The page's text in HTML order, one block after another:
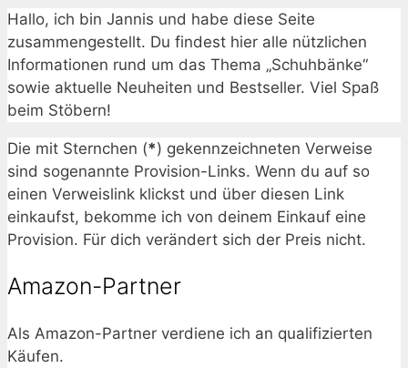
Hallo, ich bin Jannis und habe diese Seite
zusammengestellt. Du findest hier alle nützlichen
Informationen rund um das Thema „Schuhbänke“
sowie aktuelle Neuheiten und Bestseller. Viel Spaß
beim Stöbern!
Die mit Sternchen (*) gekennzeichneten Verweise
sind sogenannte Provision-Links. Wenn du auf so
einen Verweislink klickst und über diesen Link
einkaufst, bekomme ich von deinem Einkauf eine
Provision. Für dich verändert sich der Preis nicht.
Amazon-Partner
Als Amazon-Partner verdiene ich an qualifizierten
Käufen.